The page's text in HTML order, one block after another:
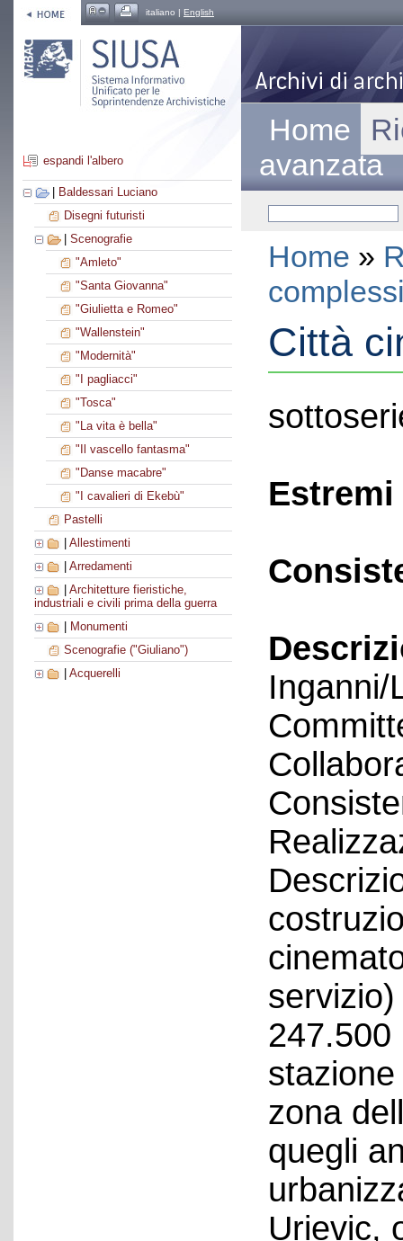
italiano | English
espandi l'albero
Baldessari Luciano
Disegni futuristi
Scenografie
"Amleto"
"Santa Giovanna"
"Giulietta e Romeo"
"Wallenstein"
"Modernità"
"I pagliacci"
"Tosca"
"La vita è bella"
"Il vascello fantasma"
"Danse macabre"
"I cavalieri di Ekebù"
Pastelli
Allestimenti
Arredamenti
Architetture fieristiche,
industriali e civili prima della guerra
Monumenti
Scenografie ("Giuliano")
Acquerelli
Home
avanzata
Home »
Città
Inganni/
247.500
zona
quegli
Urievic,